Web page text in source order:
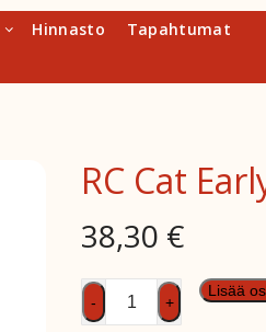
Hinnasto
Tapahtumat
RC Cat
38,30 €
RC
Cat
- +
Lisää